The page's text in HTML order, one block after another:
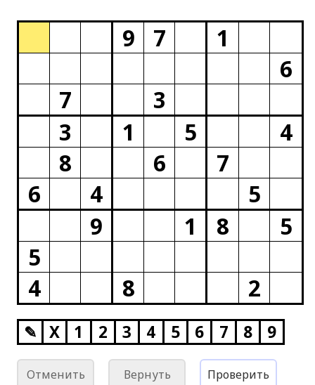
9 7
1
6
7
3
3
1 5
4
8
6
7
6
4
5
9
1 8
5
5
4
8 2
✎ X 1 2 3 4 5 6 7 8 9
Отменить Вернуть Проверить